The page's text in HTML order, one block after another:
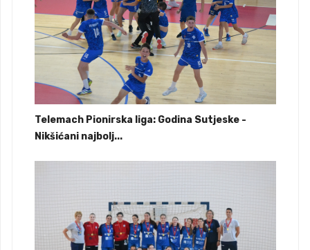
Telemach Pionirska liga: Godina Sutjeske -
Nikšićani najbolj...